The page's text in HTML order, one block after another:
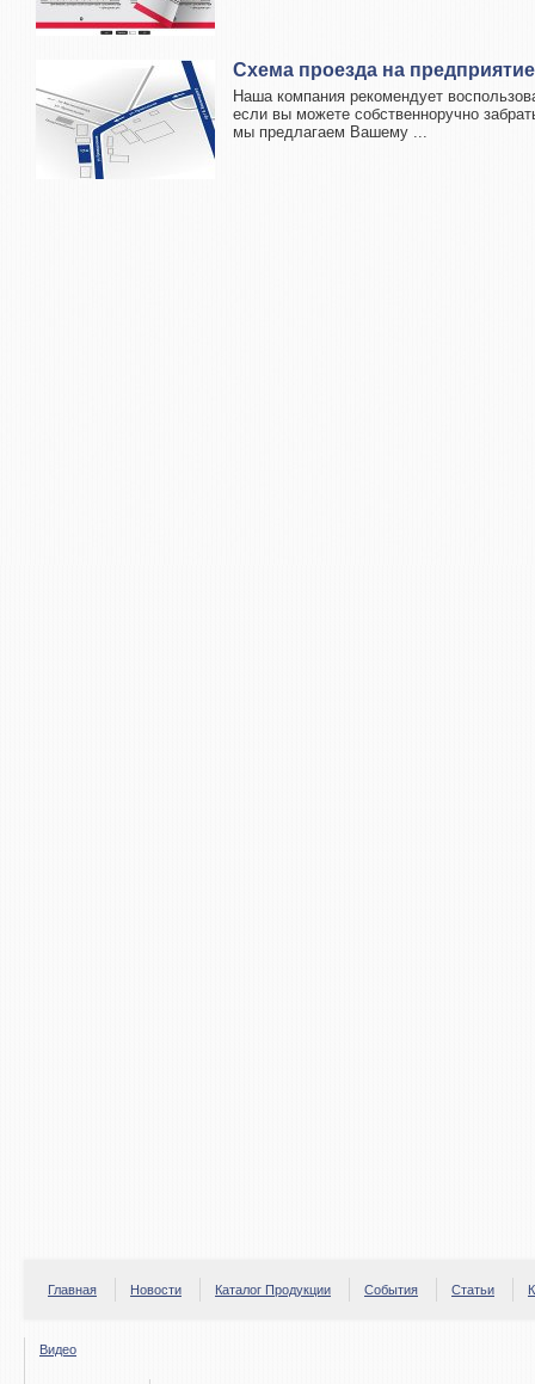
Схема проезда на предприятие
Наша компания рекомендует
если вы можете собственноручно
мы предлагаем Вашему ...
Главная Новости Каталог Продукции События Статьи
Видео